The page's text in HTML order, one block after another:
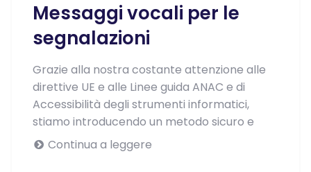
Messaggi vocali per le
segnalazioni
Grazie alla nostra costante attenzione alle
direttive UE e alle Linee guida ANAC e di
Accessibilità degli strumenti informatici,
stiamo introducendo un metodo sicuro e
Continua a leggere